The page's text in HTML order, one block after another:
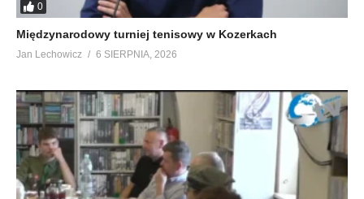
0
Międzynarodowy turniej tenisowy w Kozerkach
Jan Lechowicz 6 SIERPNIA, 2026